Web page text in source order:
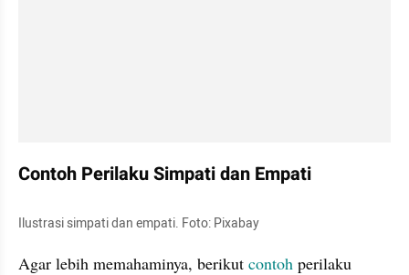
Contoh Perilaku Simpati dan Empati
Ilustrasi simpati dan empati. Foto: Pixabay
Agar lebih memahaminya, berikut contoh perilaku